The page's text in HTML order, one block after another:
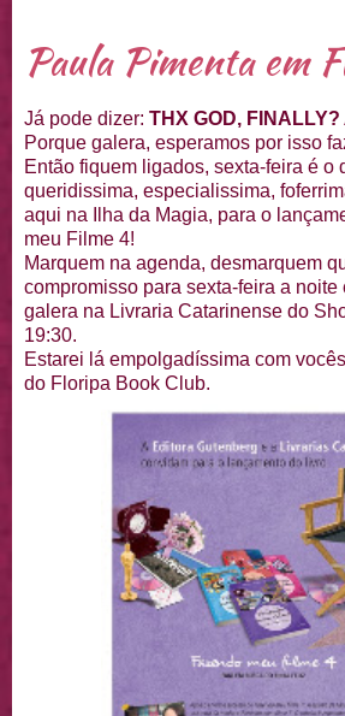
Paula Pimenta em
Já pode dizer: THX GOD, FINALLY?
Porque galera, esperamos por isso
Então fiquem ligados, sexta-feira é o
queridissima, especialissima,
aqui na Ilha da Magia, para o
meu Filme 4!
Marquem na agenda, desmarquem
compromisso para sexta-feira a noite
galera na Livraria Catarinense do
19:30.
Estarei lá empolgadíssima com
do Floripa Book Club.